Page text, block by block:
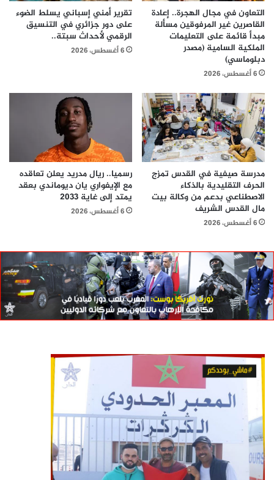
التعاون في مجال الهجرة.. إعادة
القاصرين غير المرفوقين مسألة
مبدأ قائمة على التعليمات
الملكية السامية (مصدر
دبلوماسي)
6 أغسطس، 2026
تقرير أمني إسباني يسلط الضوء
على دور جزائري في التنسيق
الرقمي لأحداث سبتة..
6 أغسطس، 2026
مدرسة صيفية في القدس تمزج
الحرف التقليدية بالذكاء
الاصطناعي بدعم من وكالة بيت
مال القدس الشريف
6 أغسطس، 2026
رسميا.. ريال مدريد يعلن تعاقده
مع الإيفواري يان ديوماندي بعقد
يمتد إلى غاية 2033
6 أغسطس، 2026